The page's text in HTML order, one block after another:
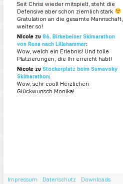
Seit Chrisi wieder mitspielt, steht die
Defensive aber schon ziemlich stark
Gratulation an die gesamte Mannschaft,
weiter so!
NIcole zu 86. Birkebeiner Skimarathon
von Rena nach Lillehammer:
Wow, welch ein Erlebnis! Und tolle
Platzierungen, die Ihr erreicht habt!
Nicole zu Stockerplatz beim Sumavsky
Skimarathon:
Wow, sehr cool! Herzlichen
Glückwunsch Monika!
Impressum Datenschutz Downloads